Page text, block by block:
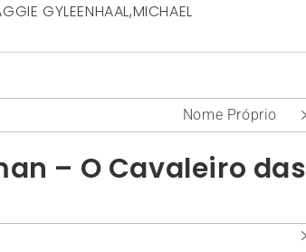
GYLEENHAAL,MICHAEL
Nome Próprio
– O Cavaleiro das